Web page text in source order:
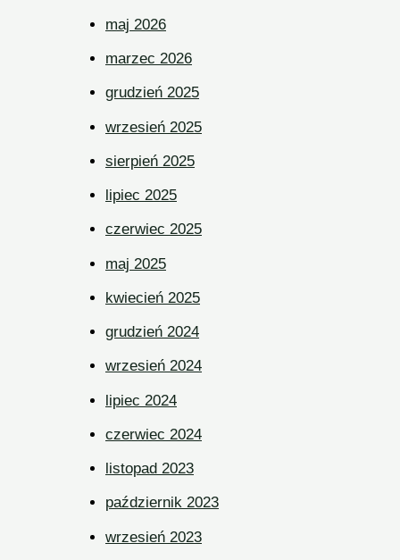
maj 2026
marzec 2026
grudzień 2025
wrzesień 2025
sierpień 2025
lipiec 2025
czerwiec 2025
maj 2025
kwiecień 2025
grudzień 2024
wrzesień 2024
lipiec 2024
czerwiec 2024
listopad 2023
październik 2023
wrzesień 2023